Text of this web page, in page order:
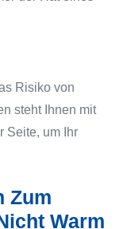
Risiko von
steht Ihnen mit
Seite, um Ihr
Zum
Warm